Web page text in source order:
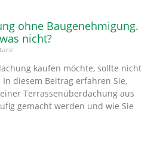
ohne Baugenehmigung.
nicht?
kaufen möchte, sollte nicht
diesem Beitrag erfahren Sie,
Terrassenüberdachung aus
gemacht werden und wie Sie